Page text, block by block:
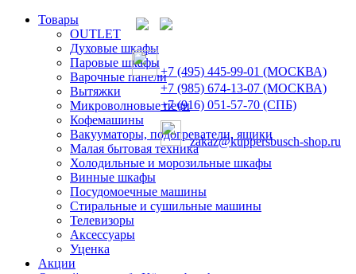
Товары
OUTLET
Духовые шкафы
Паровые шкафы
Варочные панели
Вытяжки
Микроволновые печи
Кофемашины
Вакууматоры, подогреватели, ящики
Малая бытовая техника
Холодильные и морозильные шкафы
Винные шкафы
Посудомоечные машины
Стиральные и сушильные машины
Телевизоры
Аксессуары
Уценка
Акции
+7 (495) 445-99-01 (МОСКВА)
+7 (985) 674-13-07 (МОСКВА)
+7 (916) 051-57-70 (СПБ)
zakaz@kuppersbusch-shop.ru